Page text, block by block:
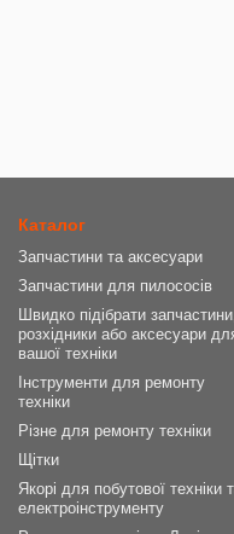
Каталог
Запчастини та аксесуари
Запчастини для пилососів
Швидко підібрати
розхідники або аксесуари
вашої техніки
Інструменти для ремонту
техніки
Різне для ремонту техніки
Щітки
Якорі для побутової техніки
електроінструменту